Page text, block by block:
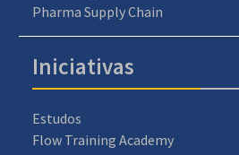
Pharma Supply Chain
Iniciativas
Estudos
Flow Training Academy